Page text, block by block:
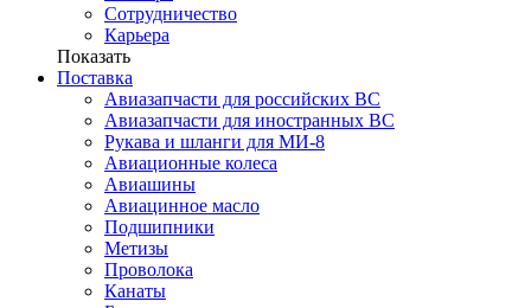
Сотрудничество
Карьера
Показать
Поставка
Авиазапчасти для российских ВС
Авиазапчасти для иностранных ВС
Рукава и шланги для МИ-8
Авиационные колеса
Авиашины
Авиацинное масло
Подшипники
Метизы
Проволока
Канаты